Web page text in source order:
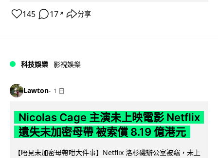
145 17 ↗ 分享
科技娛樂 影視娛樂
Lawton 1 日
Nicolas Cage 主演未上映電影 Netflix
遺失未加密母帶 被索償 8.19 億港元
【唔見未加密母帶咁大件事】Netflix 洛杉磯辦公室被竊，未上